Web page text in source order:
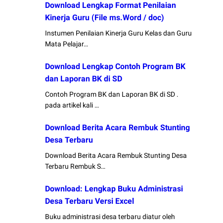
Download Lengkap Format Penilaian
Kinerja Guru (File ms.Word / doc)
Instumen Penilaian Kinerja Guru Kelas dan Guru
Mata Pelajar…
Download Lengkap Contoh Program BK
dan Laporan BK di SD
Contoh Program BK dan Laporan BK di SD .
pada artikel kali …
Download Berita Acara Rembuk Stunting
Desa Terbaru
Download Berita Acara Rembuk Stunting Desa
Terbaru Rembuk S…
Download: Lengkap Buku Administrasi
Desa Terbaru Versi Excel
Buku administrasi desa terbaru diatur oleh